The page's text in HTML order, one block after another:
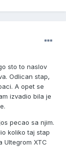
sto to naslov
Odlican stap,
A opet se
izvadio bila je
pecao sa njim.
koliko taj stap
Ultegrom XTC